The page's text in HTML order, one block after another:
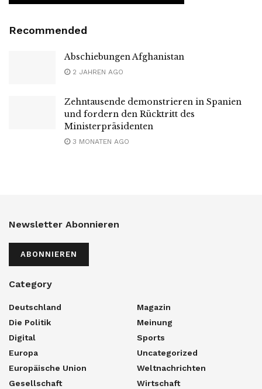
Recommended
Abschiebungen Afghanistan
2 JAHREN AGO
Zehntausende demonstrieren in Spanien
und fordern den Rücktritt des
Ministerpräsidenten
3 MONATEN AGO
Newsletter Abonnieren
ABONNIEREN
Category
Deutschland
Die Politik
Digital
Europa
Europäische Union
Gesellschaft
Magazin
Meinung
Sports
Uncategorized
Weltnachrichten
Wirtschaft